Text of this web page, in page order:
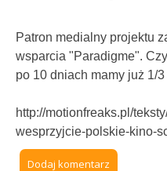
Patron medialny projektu
wsparcia "Paradigme".
po 10 dniach mamy już 1/
http://motionfreaks.pl/
wesprzyjcie-polskie-kino-
Dodaj komentarz